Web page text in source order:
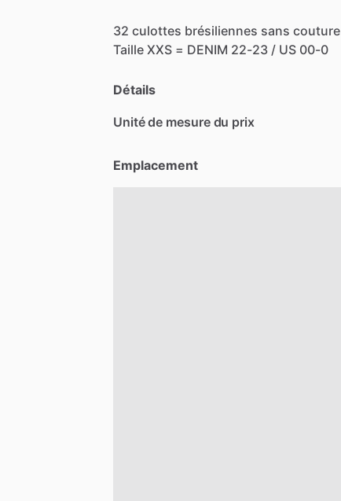
32 culottes brésiliennes sans couture
Taille XXS = DENIM 22-23 ​/​ US 00-0
Détails
Unité de mesure du prix
Emplacement